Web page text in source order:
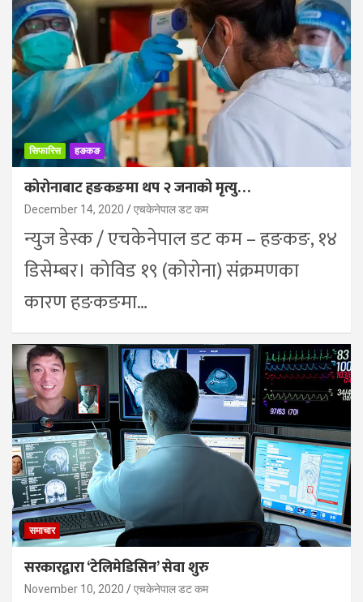
सिफारिस हङकङ
कोरोनाबाट हङकङमा थप २ जनाको मृत्यु…
December 14, 2020 एचकेनेपाल डट कम
न्युज डेस्क / एचकेनेपाल डट कम – हङकङ, १४
डिसेम्बर। कोविड १९ (कोरोना) संक्रमणका
कारण हङकङमा…
समाचार
सरकारद्वारा ‘टेलिमेडिसिन’ सेवा शुरु
November 10, 2020 एचकेनेपाल डट कम